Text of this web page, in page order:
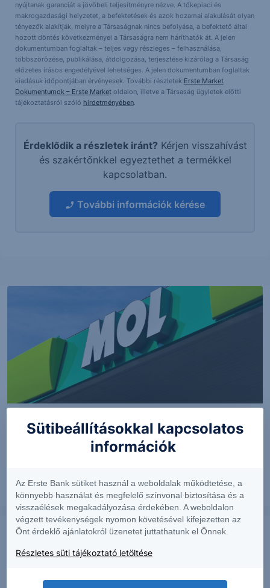
nyújtanak garanciát a jövőbeli teljesítményre nézve. A tőkepiaci és
makrogazdasági helyzetet, a befektetések és azok hozamai alakulását olyan
tényezők alakítják, melyre a Társaságnak nincs befolyása, a befektető által
hozott döntés következményei a Társaságra nem háríthatók át. A jelen
dokumentumban foglaltak – teljes vagy részleges – felhasználása,
többszörözése, publikálása, átdolgozása, terjesztése kizárólag a Társaság
előzetes írásos engedélyével lehetséges. A jelen dokumentumban foglaltak
kiadásuk időpontjában érvényesek. További részletek:Erste Market
Dokumentumok – Erste Marketoldalon, illetve a Társaság ügyletek előtti
tájékoztatásról szóló hirdetményében.
Érdeklődik a részletek iránt? Kérjen visszahívást
és szakértőnkkel egyeztethet a termékkel
kapcsolatban.
További információk kérése
Erős lett a MOL második negyedéve
PIACI HÍREK
2026. augusztus 7.
Sütibeállításokkal kapcsolatos
információk
Az Erste Bank sütiket használ a weboldalak működtetése, a
könnyebb használat és megfelelő színvonal biztosítása és a
visszaélések megakadályozása érdekében. A weboldalon
végzett tevékenységek nyomon követésével kifejezetten az
Önt érdeklő ajánlatokról üzenetet juttathatunk el Önnek.
Részletes süti tájékoztató letöltése